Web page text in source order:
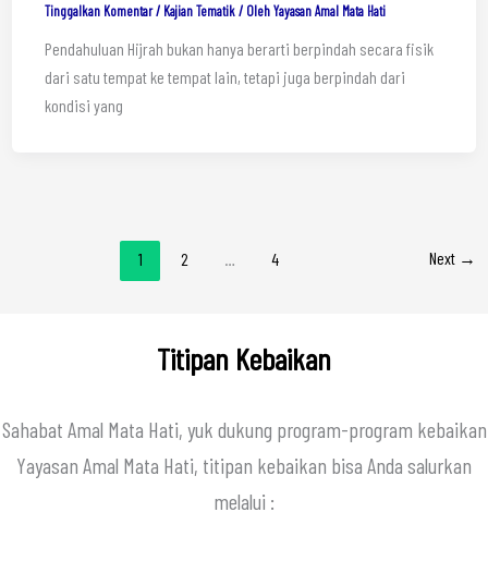
Tinggalkan Komentar / Kajian Tematik/ OlehYayasan Amal Mata Hati
Pendahuluan Hijrah bukan hanya berarti berpindah secara fisik
dari satu tempat ke tempat lain, tetapi juga berpindah dari
kondisi yang
1 2 4 Next →
Titipan Kebaikan
Sahabat Amal Mata Hati, yuk dukung program-program kebaikan
Yayasan Amal Mata Hati, titipan kebaikan bisa Anda salurkan
melalui :